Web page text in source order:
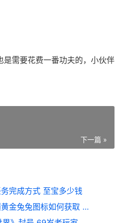
是需要花费一番功夫的，小伙伴
下一篇 »
完成方式 至宝多少钱
《云顶之弈》云顶之巅黄金兔兔图标如何获取 云顶之弈云石